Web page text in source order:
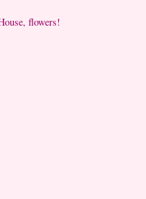
flowers!